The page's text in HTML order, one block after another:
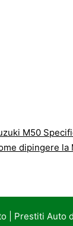
M50
dipingere la
| Prestiti Auto